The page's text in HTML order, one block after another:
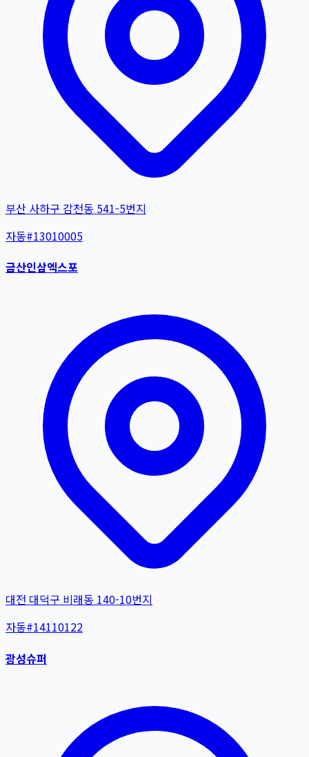
부산 사하구 감천동 541-5번지
자동#13010005
금산인삼엑스포
대전 대덕구 비래동 140-10번지
자동#14110122
광성슈퍼